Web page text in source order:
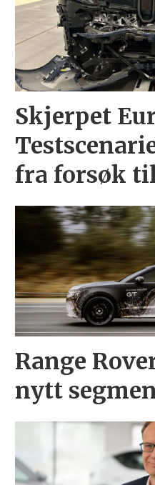
Skjerpet
fra forsøk
Range
nytt